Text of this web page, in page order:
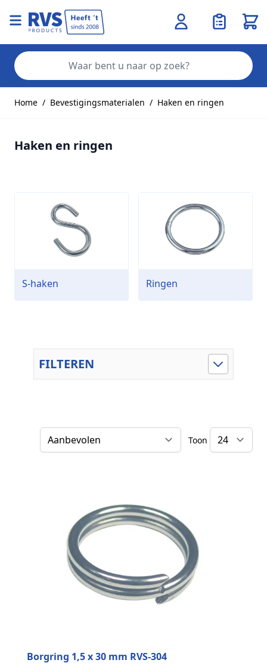
Home / Bevestigingsmaterialen / Haken en ringen
Haken en ringen
S-haken Ringen
FILTEREN
Sorteer op
Toon
Borgring 1,5 x 30 mm RVS-304